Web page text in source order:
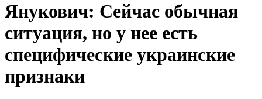
Янукович: Сейчас обычная
ситуация, но у нее есть
специфические украинские
признаки